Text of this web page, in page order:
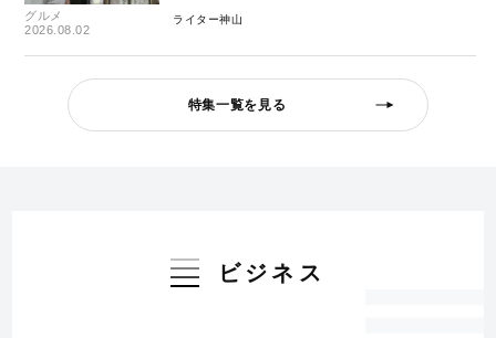
グルメ
2026.08.02
ライター神山
特集一覧を見る
ビジネス